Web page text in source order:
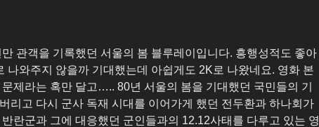
관객을 기록했던 서울의 봄 블루레이입니다. 흥행성적도 좋아
나와주지 않을까 기대했는데 아쉽게도 2K로 나왔네요. 영화 본
제라는 혹만 달고….. 80년 서울의 봄을 기대했던 국민들의 기
리고 다시 군사 독재 시대를 이어가게 했던 전두환과 하나회가
란군과 그에 대응했던 군인들과의 12.12사태를 다루고 있는 영